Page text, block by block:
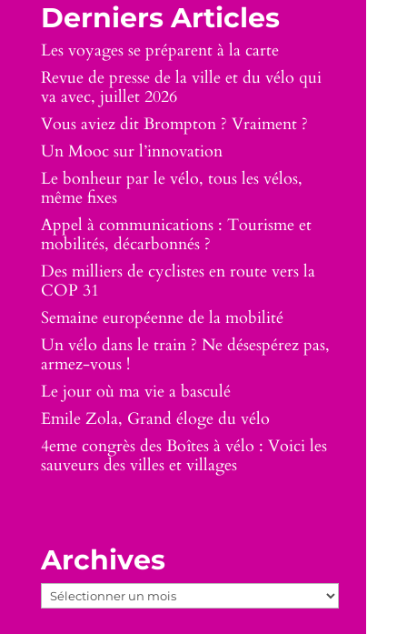
Derniers Articles
Les voyages se préparent à la carte
Revue de presse de la ville et du vélo qui
va avec, juillet 2026
Vous aviez dit Brompton ? Vraiment ?
Un Mooc sur l’innovation
Le bonheur par le vélo, tous les vélos,
même fixes
Appel à communications : Tourisme et
mobilités, décarbonnés ?
Des milliers de cyclistes en route vers la
COP 31
Semaine européenne de la mobilité
Un vélo dans le train ? Ne désespérez pas,
armez-vous !
Le jour où ma vie a basculé
Emile Zola, Grand éloge du vélo
4eme congrès des Boîtes à vélo : Voici les
sauveurs des villes et villages
Archives
Archives